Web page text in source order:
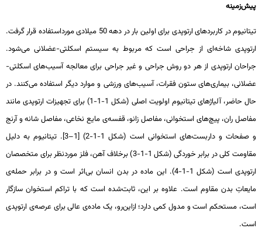
پیش‌زمینه
تیتانیوم در کاربردهای ارتوپدی برای اولین بار در دهه 50 میلادی مورداستفاده قرار گرفت.
ارتوپدی شاخه‌ای از جراحی است که مربوط به سیستم اسکلتی-عضلانی می‌شود.
جراحان ارتوپدی از هر دو روش جراحی و غیر جراحی برای معالجه آسیب‌های اسکلتی-
عضلانی، بیماری‌های ستون فقرات، آسیب‌های ورزشی و موارد دیگر استفاده می‌کنند. در
حال حاضر، آلیاژهای تیتانیوم اولویت اصلی (شکل 1-1-1) برای تجهیزات ارتوپدی مانند
مفاصل ران، پیچ‌های استخوانی، مفاصل زانو، قفسه‌ی مایع نخاعی، مفاصل شانه و آرنج
و صفحات و داربست‌های استخوانی است (شکل 1-1-2) [1–3]. تیتانیوم به دلیل
مقاومت کلی در برابر خوردگی (شکل 1-1-3) برخلاف آهن، فلز موردنظر برای متخصصان
ارتوپدی است (شکل 1-1-4). این ماده در بدن انسان بی‌اثر است و در برابر حمله‌ی
مایعاتِ بدن مقاوم است. علاوه بر این، ثابت‌شده است که با تراکم استخوان سازگار
است، مستحکم است و مدول کمی دارد؛ ازاین‌رو، یک ماده‌ی عالی برای عرصه‌ی ارتوپدی
است.